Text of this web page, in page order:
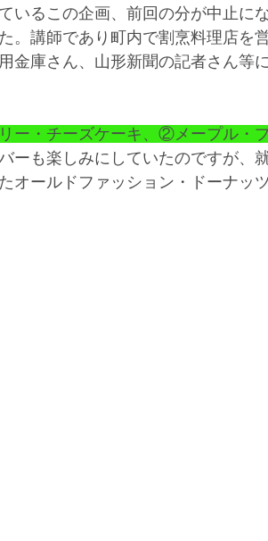
いるこの企画、前回の分が中止に
。講師であり町内で割烹料理店を
金庫さん、山形新聞の記者さん等
ー・チーズケーキ、②メープル・
ーも楽しみにしていたのですが、
ールドファッション・ドーナッ